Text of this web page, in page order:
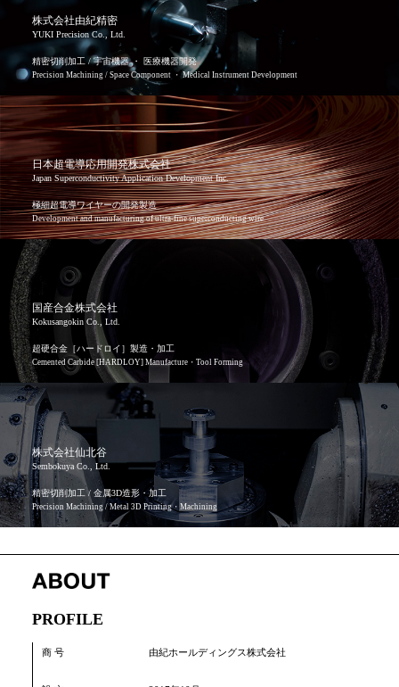
株式会社由紀精密
YUKI Precision Co., Ltd.
精密切削加工 / 宇宙機器 ・ 医療機器開発
Precision Machining / Space Component ・ Medical Instrument Development
日本超電導応用開発株式会社
Japan Superconductivity Application Development Inc.
極細超電導ワイヤーの開発製造
Development and manufacturing of ultra-fine superconducting wire
国産合金株式会社
Kokusangokin Co., Ltd.
超硬合金［ハードロイ］製造・加工
Cemented Carbide [HARDLOY] Manufacture・Tool Forming
株式会社仙北谷
Sembokuya Co., Ltd.
精密切削加工 / 金属3D造形・加工
Precision Machining / Metal 3D Printing・Machining
PROFILE
商 号 由紀ホールディングス株式会社